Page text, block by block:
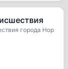
города Нор